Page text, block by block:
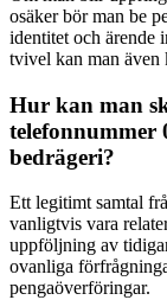
osäker bör man be
identitet och ärende
tvivel kan man
Hur kan man
telefonnummer
bedrägeri?
Ett legitimt samtal
vanligtvis vara
uppföljning av
ovanliga
pengaöverföringar.